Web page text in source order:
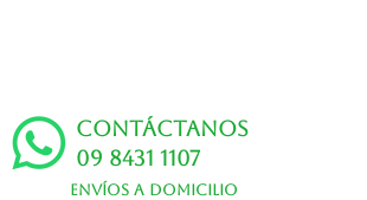
Contáctanos
09 8431 1107
Envíos a domicilio